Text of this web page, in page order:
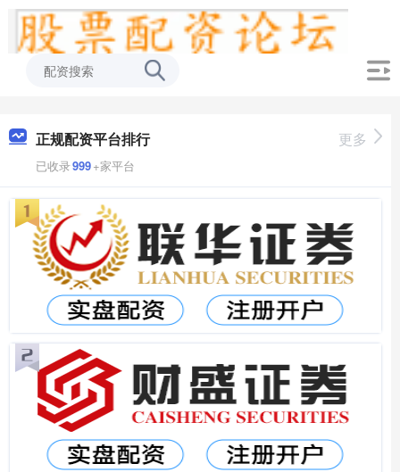
正规配资平台排行
已收录999+家平台
更多